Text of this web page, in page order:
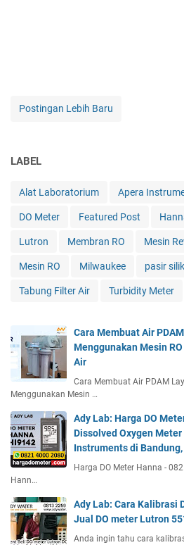
Postingan Lebih Baru
LABEL
Alat Laboratorium Apera
DO Meter Featured Post
Lutron Membran RO Mesin
Mesin RO Milwaukee pasir
Tabung Filter Air Turbidity Meter
Cara Membuat Air
Menggunakan Mesin
Air
Cara Membuat Air PDAM
Menggunakan Mesin …
Ady Lab: Harga DO
Dissolved Oxygen
Instruments di
Harga DO Meter Hanna -
Hann…
Ady Lab: Cara Kalibrasi
Jual DO meter Lutron
Anda ingin tahu cara